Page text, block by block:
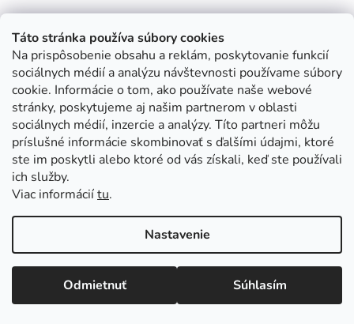
Táto stránka používa súbory cookies
Na prispôsobenie obsahu a reklám, poskytovanie funkcií
sociálnych médií a analýzu návštevnosti používame súbory
cookie. Informácie o tom, ako používate naše webové
stránky, poskytujeme aj našim partnerom v oblasti
sociálnych médií, inzercie a analýzy. Títo partneri môžu
príslušné informácie skombinovať s ďalšími údajmi, ktoré
ste im poskytli alebo ktoré od vás získali, keď ste používali
ich služby.
Viac informáciítu.
Nastavenie
Odmietnuť Súhlasím